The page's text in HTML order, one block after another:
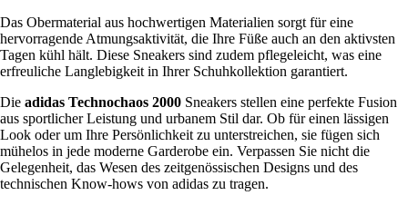
Das Obermaterial aus hochwertigen Materialien sorgt für eine
hervorragende Atmungsaktivität, die Ihre Füße auch an den aktivsten
Tagen kühl hält. Diese Sneakers sind zudem pflegeleicht, was eine
erfreuliche Langlebigkeit in Ihrer Schuhkollektion garantiert.
Die adidas Technochaos 2000 Sneakers stellen eine perfekte Fusion
aus sportlicher Leistung und urbanem Stil dar. Ob für einen lässigen
Look oder um Ihre Persönlichkeit zu unterstreichen, sie fügen sich
mühelos in jede moderne Garderobe ein. Verpassen Sie nicht die
Gelegenheit, das Wesen des zeitgenössischen Designs und des
technischen Know-hows von adidas zu tragen.